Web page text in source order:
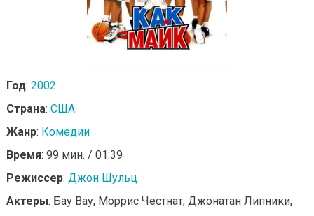
Год: 2002
Страна: США
Жанр: Комедии
Время: 99 мин. / 01:39
Режиссер: Джон Шульц
Актеры: Бау Вау, Моррис Честнат, Джонатан Липники,